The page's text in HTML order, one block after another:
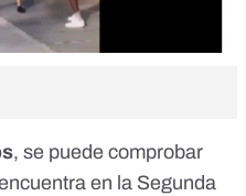
, se puede comprobar
en la Segunda